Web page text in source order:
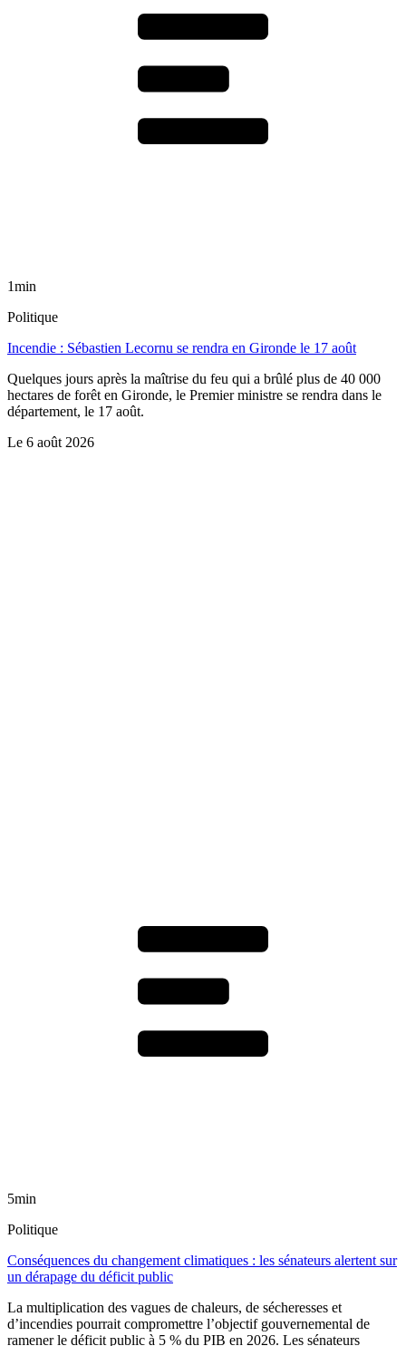
1min
Politique
Incendie : Sébastien Lecornu se rendra en Gironde le 17 août
Quelques jours après la maîtrise du feu qui a brûlé plus de 40 000
hectares de forêt en Gironde, le Premier ministre se rendra dans le
département, le 17 août.
Le 6 août 2026
5min
Politique
Conséquences du changement climatiques : les sénateurs alertent sur
un dérapage du déficit public
La multiplication des vagues de chaleurs, de sécheresses et
d’incendies pourrait compromettre l’objectif gouvernemental de
ramener le déficit public à 5 % du PIB en 2026. Les sénateurs